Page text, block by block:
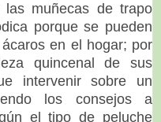
muñecas de trapo
porque se pueden
en el hogar; por
quincenal de sus
intervenir sobre un
los consejos a
el tipo de peluche